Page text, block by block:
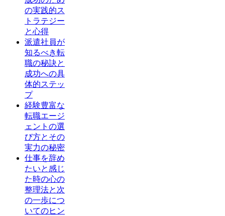
の実践的ス
トラテジー
と心得
派遣社員が
知るべき転
職の秘訣と
成功への具
体的ステッ
プ
経験豊富な
転職エージ
ェントの選
び方とその
実力の秘密
仕事を辞め
たいと感じ
た時の心の
整理法と次
の一歩につ
いてのヒン